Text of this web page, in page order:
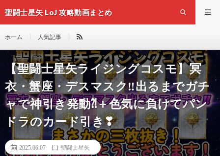
聖闘士星矢 LoJ 攻略動画まとめ
ホーム 人気記事
【聖闘士星矢ライジングコスモ】冥
衣・蟹座・デスマスク‼出るまでガチ
ャで神引き発動⁈＋色気に負けてパン
ドラのカード引き❣
2025.06.07 聖闘士星矢